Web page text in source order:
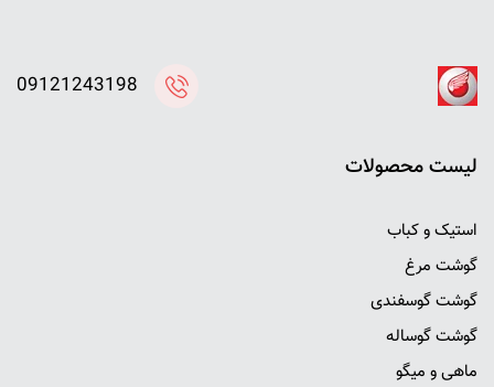
ليست محصولات
استیک و کباب
گوشت مرغ
گوشت گوسفندی
گوشت گوساله
ماهی و میگو